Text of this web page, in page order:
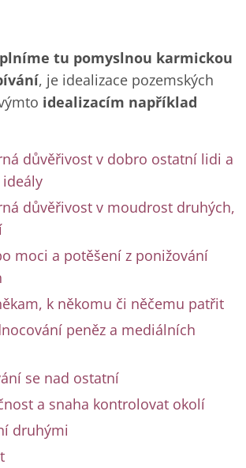
plníme tu pomyslnou karmickou
, je idealizace pozemských
idealizacím například
důvěřivost v dobro ostatní lidi a
ideály
důvěřivost v moudrost druhých,
moci a potěšení z ponižování
k někomu či něčemu patřit
peněz a mediálních
se nad ostatní
a snaha kontrolovat okolí
druhými